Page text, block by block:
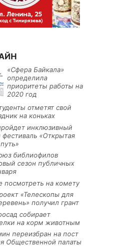
«Сфера Байкала»
определила
приоритеты работы на
2020 год
отметят свой
на коньках
инклюзивный
фестиваль «Открытая
библиофилов
сезон публичных
посмотреть на комету
«Телескопы для
получил грант
собирает
на корм животным
переизбран на пост
Общественной палаты